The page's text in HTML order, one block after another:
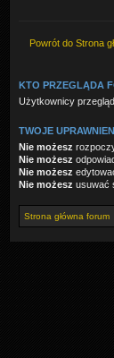
Powrót do Strona
KTO PRZEGLĄDA
Użytkownicy
TWOJE
Nie możesz
Nie możesz
Nie możesz
Nie możesz usuwać
Strona główna forum